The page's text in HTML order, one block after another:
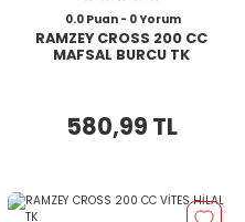
0.0 Puan - 0 Yorum
RAMZEY CROSS 200 CC
MAFSAL BURCU TK
580,99 TL